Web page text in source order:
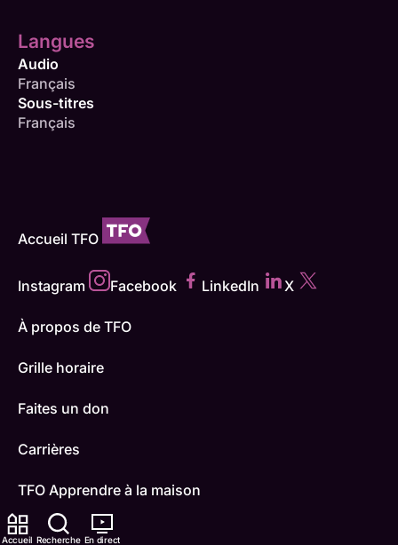
Accueil Recherche En direct
Langues
Audio
Français
Sous-titres
Français
Accueil TFO
Instagram Facebook LinkedIn X
À propos de TFO
Grille horaire
Faites un don
Carrières
TFO Apprendre à la maison
Comment nous capter